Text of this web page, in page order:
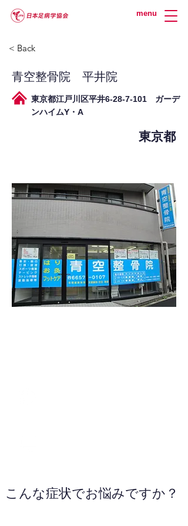
menu
< Back
青空整骨院 平井院
東京都江戸川区平井6-28-7-101 ガーデ
ンハイムY・A
東京都
こんな症状でお悩みですか？